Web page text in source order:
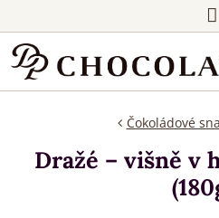
Čokoládové
Dražé – višně v